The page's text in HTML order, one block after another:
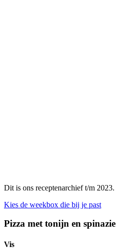
Dit is ons receptenarchief t/m
Kies de weekbox die bij je past
Pizza met tonijn en
Vis